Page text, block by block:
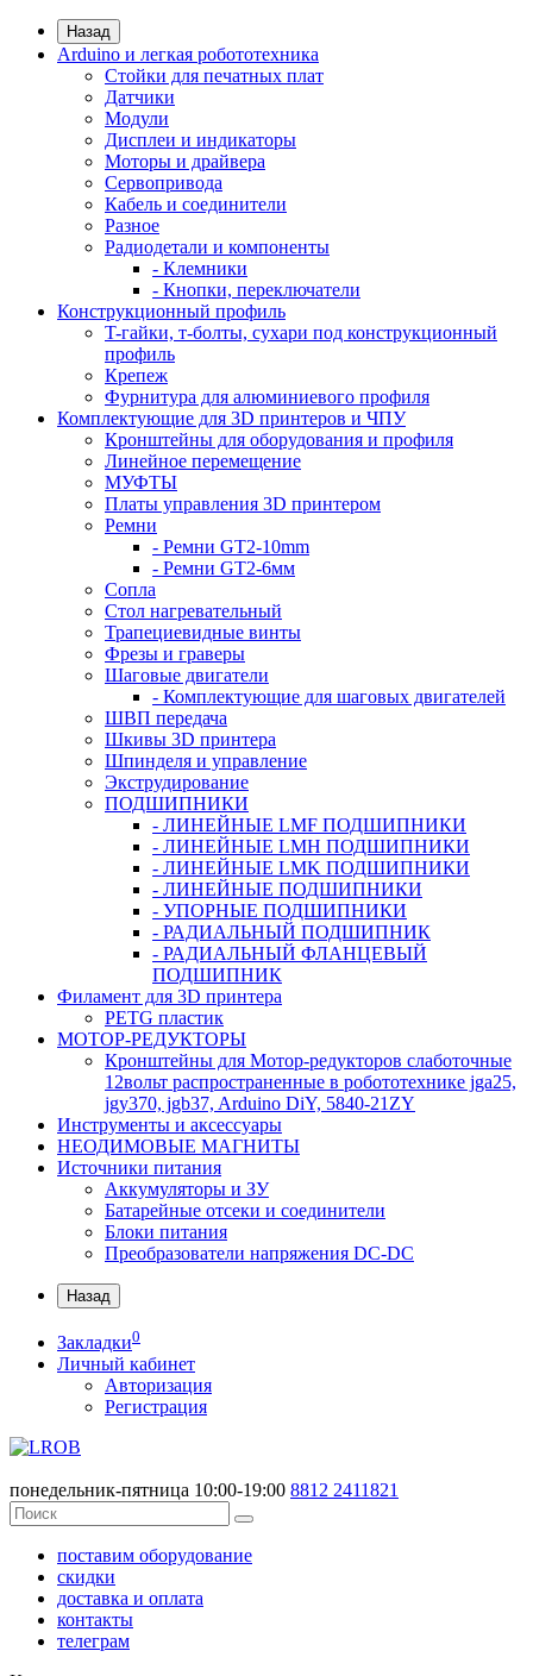
Назад
Arduino и легкая робототехника
Стойки для печатных плат
Датчики
Модули
Дисплеи и индикаторы
Моторы и драйвера
Сервопривода
Кабель и соединители
Разное
Радиодетали и компоненты
- Клемники
- Кнопки, переключатели
Конструкционный профиль
T-гайки, т-болты, сухари под конструкционный
профиль
Крепеж
Фурнитура для алюминиевого профиля
Комплектующие для 3D принтеров и ЧПУ
Кронштейны для оборудования и профиля
Линейное перемещение
МУФТЫ
Платы управления 3D принтером
Ремни
- Ремни GT2-10mm
- Ремни GT2-6мм
Сопла
Стол нагревательный
Трапециевидные винты
Фрезы и граверы
Шаговые двигатели
- Комплектующие для шаговых двигателей
ШВП передача
Шкивы 3D принтера
Шпинделя и управление
Экструдирование
ПОДШИПНИКИ
- ЛИНЕЙНЫЕ LMF ПОДШИПНИКИ
- ЛИНЕЙНЫЕ LMH ПОДШИПНИКИ
- ЛИНЕЙНЫЕ LMK ПОДШИПНИКИ
- ЛИНЕЙНЫЕ ПОДШИПНИКИ
- УПОРНЫЕ ПОДШИПНИКИ
- РАДИАЛЬНЫЙ ПОДШИПНИК
- РАДИАЛЬНЫЙ ФЛАНЦЕВЫЙ
ПОДШИПНИК
Филамент для 3D принтера
PETG пластик
МОТОР-РЕДУКТОРЫ
Кронштейны для Мотор-редукторов слаботочные
12вольт распространенные в робототехнике jga25,
jgy370, jgb37, Arduino DiY, 5840-21ZY
Инструменты и аксессуары
НЕОДИМОВЫЕ МАГНИТЫ
Источники питания
Аккумуляторы и ЗУ
Батарейные отсеки и соединители
Блоки питания
Преобразователи напряжения DC-DC
Назад
Закладки0
Личный кабинет
Авторизация
Регистрация
понедельник-пятница 10:00-19:00 8812 2411821
поставим оборудование
скидки
доставка и оплата
контакты
телеграм